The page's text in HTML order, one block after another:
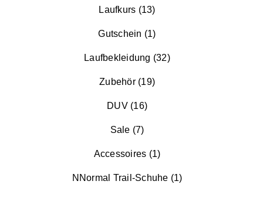
Laufkurs (13)
Gutschein (1)
Laufbekleidung (32)
Zubehör (19)
DUV (16)
Sale (7)
Accessoires (1)
NNormal Trail-Schuhe (1)